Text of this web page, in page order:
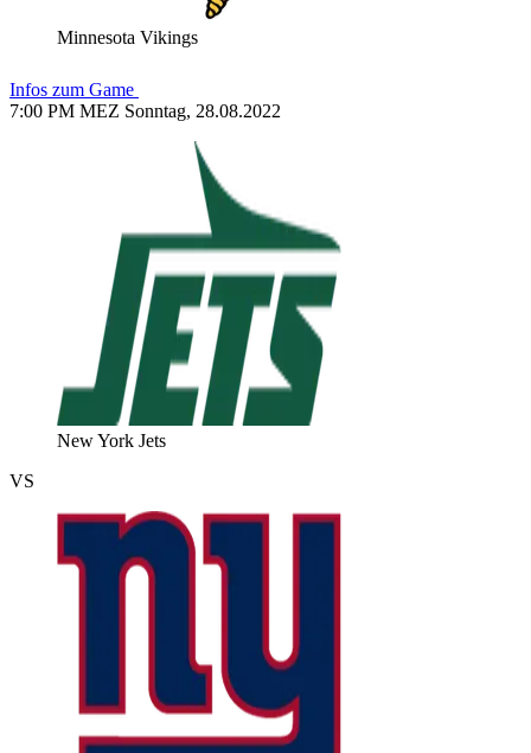
Minnesota Vikings
Infos zum Game
7:00 PM MEZ Sonntag, 28.08.2022
New York Jets
VS